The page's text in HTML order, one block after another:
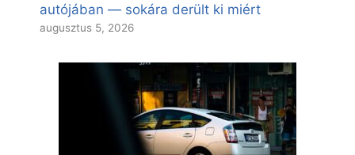
autójában — sokára derült ki miért
augusztus 5, 2026